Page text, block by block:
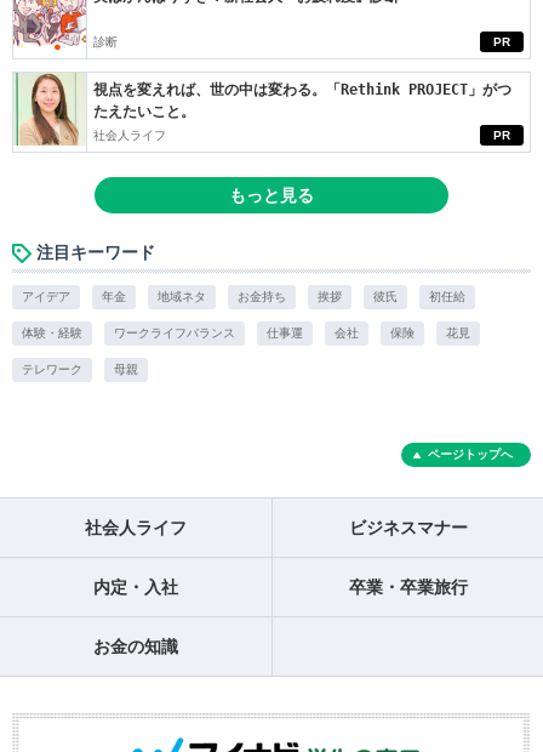
PR
診断
PR
視点を変えれば、世の中は変わる。「Rethink PROJECT」がつ
たえたいこと。
社会人ライフ
もっと見る
注目キーワード
アイデア 年金 地域ネタ お金持ち 挨拶 彼氏 初任給
体験・経験 ワークライフバランス 仕事運 会社 保険 花見
テレワーク 母親
ページトップへ
社会人ライフ ビジネスマナー
内定・入社 卒業・卒業旅行
お金の知識